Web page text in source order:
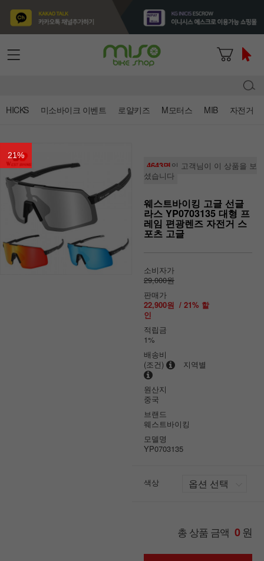
HICKS 미소바이크 이벤트 로얄키즈 M모터스 MIB 자전거
21%
4643명의 고객님이 이 상품을 보
셨습니다
웨스트바이킹 고글 선글
라스 YP0703135 대형 프
레임 편광렌즈 자전거 스
포츠 고글
소비자가
29,000원
판매가
22,900원 / 21% 할
인
적립금
1%
배송비
(조건)
지역별
원산지
중국
브랜드
웨스트바이킹
모델명
YP0703135
색상
총 상품 금액 0원